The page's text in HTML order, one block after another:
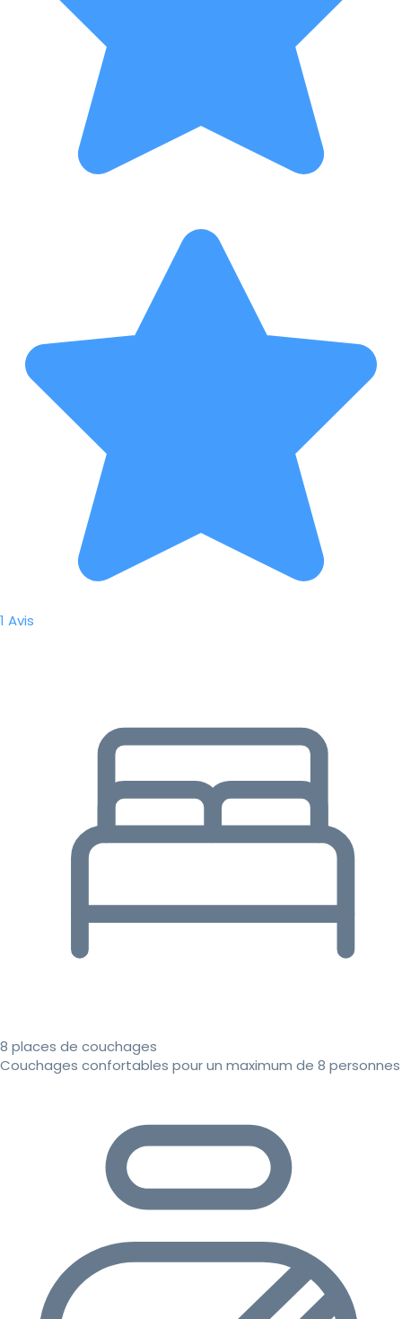
1 Avis
8 places de couchages
Couchages confortables pour un maximum de 8 personnes